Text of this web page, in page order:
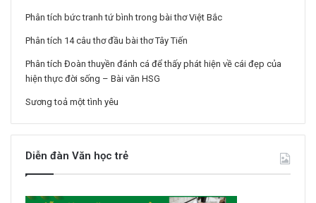
Phân tích bức tranh tứ bình trong bài thơ Việt Bắc
Phân tích 14 câu thơ đầu bài thơ Tây Tiến
Phân tích Đoàn thuyền đánh cá để thấy phát hiện về cái đẹp của
hiện thực đời sống – Bài văn HSG
Sương toả một tình yêu
Diễn đàn Văn học trẻ